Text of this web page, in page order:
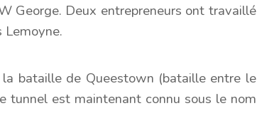
George. Deux entrepreneurs ont travaillé
bataille de Queestown (bataille entre le
tunnel est maintenant connu sous le nom